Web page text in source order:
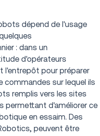
dépend de l'usage
: dans un
d'opérateurs
pour préparer
commandes sur lequel ils
remplis vers les sites
permettant d'améliorer ce
en essaim. Des
peuvent être